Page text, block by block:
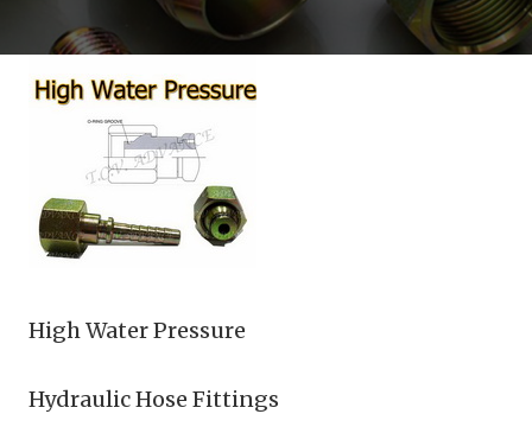
High Water Pressure
Hydraulic Hose Fittings